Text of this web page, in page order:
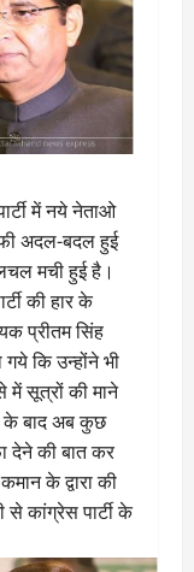
में नये नेताओ
अदल-बदल हुई
मची हुई है।
की हार के
प्रीतम सिंह
कि उन्होंने भी
में सूत्रों की माने
के बाद अब कुछ
देने की बात कर
के द्वारा की
से कांग्रेस पार्टी के